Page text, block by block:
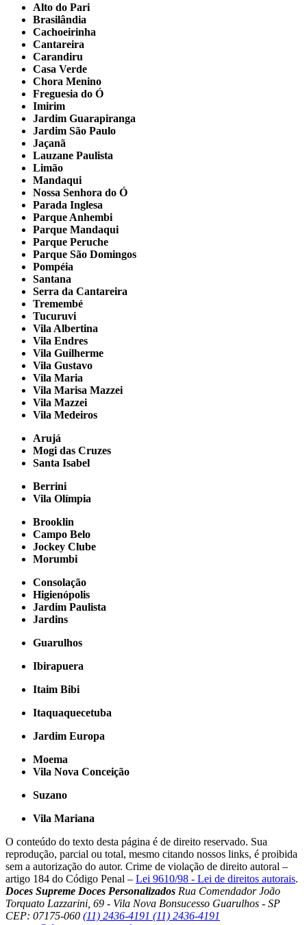
Alto do Pari
Brasilândia
Cachoeirinha
Cantareira
Carandiru
Casa Verde
Chora Menino
Freguesia do Ó
Imirim
Jardim Guarapiranga
Jardim São Paulo
Jaçanã
Lauzane Paulista
Limão
Mandaqui
Nossa Senhora do Ó
Parada Inglesa
Parque Anhembi
Parque Mandaqui
Parque Peruche
Parque São Domingos
Pompéia
Santana
Serra da Cantareira
Tremembé
Tucuruvi
Vila Albertina
Vila Endres
Vila Guilherme
Vila Gustavo
Vila Maria
Vila Marisa Mazzei
Vila Mazzei
Vila Medeiros
Arujá
Mogi das Cruzes
Santa Isabel
Berrini
Vila Olímpia
Brooklin
Campo Belo
Jockey Clube
Morumbi
Consolação
Higienópolis
Jardim Paulista
Jardins
Guarulhos
Ibirapuera
Itaim Bibi
Itaquaquecetuba
Jardim Europa
Moema
Vila Nova Conceição
Suzano
Vila Mariana
O conteúdo do texto desta página é de direito reservado. Sua
reprodução, parcial ou total, mesmo citando nossos links, é proibida
sem a autorização do autor. Crime de violação de direito autoral –
artigo 184 do Código Penal – Lei 9610/98 - Lei de direitos autorais.
Doces Supreme Doces Personalizados Rua Comendador João
Torquato Lazzarini, 69 - Vila Nova Bonsucesso Guarulhos - SP
CEP: 07175-060 (11) 2436-4191 (11) 2436-4191